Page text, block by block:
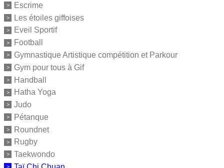
Escrime
Les étoiles giffoises
Eveil Sportif
Football
Gymnastique Artistique compétition et Parkour
Gym pour tous à Gif
Handball
Hatha Yoga
Judo
Pétanque
Roundnet
Rugby
Taekwondo